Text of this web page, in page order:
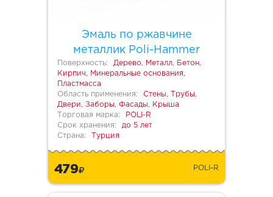
Эмаль по ржавчине
металлик Poli-Hammer
Поверхность:
Дерево, Металл, Бетон,
Кирпич, Минеральные основания,
Пластмасса
Область применения:
Стены, Трубы,
Двери, Заборы, Фасады, Крыша
Торговая марка:
POLI-R
Срок хранения:
до 5 лет
Страна:
Турция
479 POLI-R